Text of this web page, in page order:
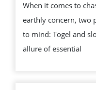
When it comes to
earthly concern, two
to mind: Togel and
allure of essential